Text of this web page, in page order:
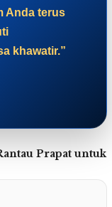
Anda terus
khawatir.”
Prapat